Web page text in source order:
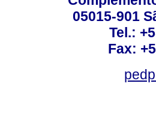
05015-901
Tel.:
Fax: